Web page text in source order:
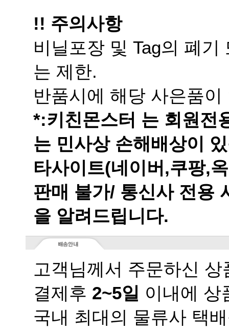
!! 주의사항
는 제한.
반품시에 해당 사은품
는 민사상 손해배상이
을 알려드립니다.
고객님께서 주문하신
결제후 2~5일 이내에 상
국내 최대의 물류사 택